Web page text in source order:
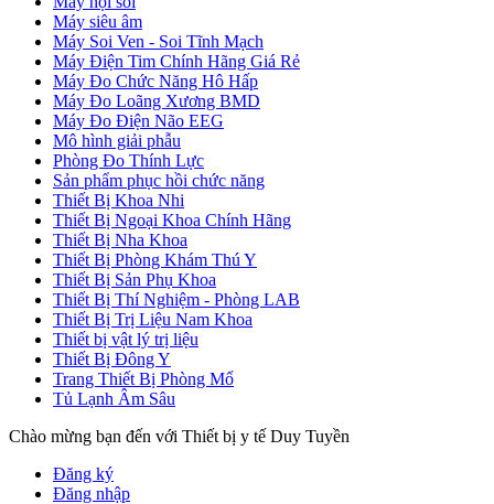
Máy siêu âm
Máy Soi Ven - Soi Tĩnh Mạch
Máy Điện Tim Chính Hãng Giá Rẻ
Máy Đo Chức Năng Hô Hấp
Máy Đo Loãng Xương BMD
Máy Đo Điện Não EEG
Mô hình giải phẫu
Phòng Đo Thính Lực
Sản phẩm phục hồi chức năng
Thiết Bị Khoa Nhi
Thiết Bị Ngoại Khoa Chính Hãng
Thiết Bị Nha Khoa
Thiết Bị Phòng Khám Thú Y
Thiết Bị Sản Phụ Khoa
Thiết Bị Thí Nghiệm - Phòng LAB
Thiết Bị Trị Liệu Nam Khoa
Thiết bị vật lý trị liệu
Thiết Bị Đông Y
Trang Thiết Bị Phòng Mổ
Tủ Lạnh Âm Sâu
Chào mừng bạn đến với Thiết bị y tế Duy Tuyền
Đăng ký
Đăng nhập